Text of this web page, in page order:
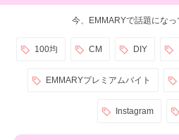
今、EMMARYで話題にな
100均 CM DIY
EMMARYプレミアムバイト
Instagram